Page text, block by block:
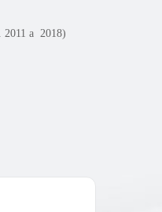
2011 a 2018)